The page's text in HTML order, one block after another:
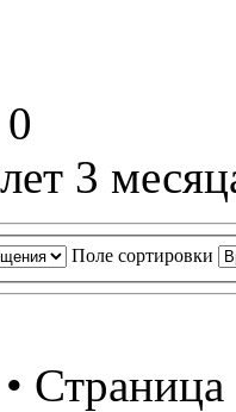
0
3
Поле сортировки
Страница